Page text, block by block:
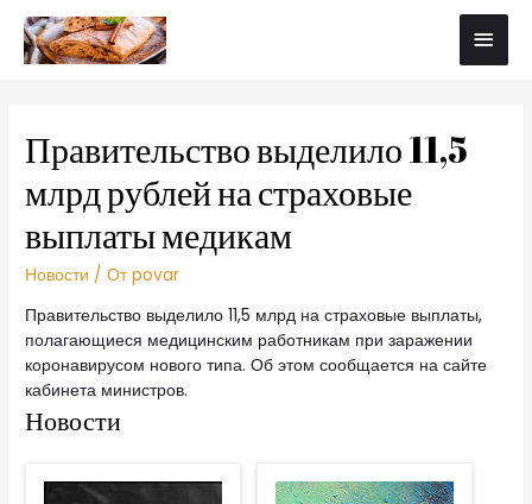
Правительство выделило 11,5
млрд рублей на страховые
выплаты медикам
Новости / От povar
Правительство выделило 11,5 млрд на страховые выплаты,
полагающиеся медицинским работникам при заражении
коронавирусом нового типа. Об этом сообщается на сайте
кабинета министров.
Новости